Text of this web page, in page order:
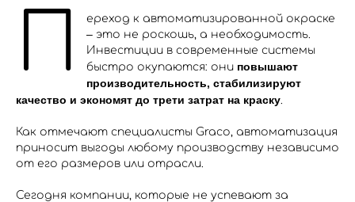
П
ереход к автоматизированной окраске
– это не роскошь, а необходимость.
Инвестиции в современные системы
быстро окупаются: они повышают
производительность, стабилизируют
качество и экономят до трети затрат на краску.
Как отмечают специалисты Graco, автоматизация
приносит выгоды любому производству независимо
от его размеров или отрасли​.
Сегодня компании, которые не успевают за